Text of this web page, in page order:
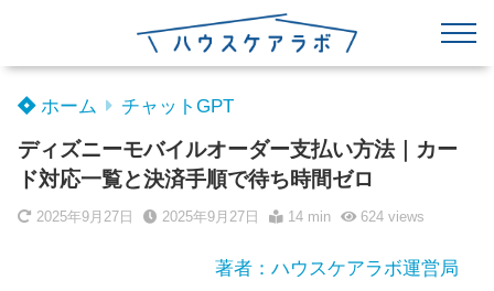
ホーム チャットGPT
ディズニーモバイルオーダー支払い方法｜カー
ド対応一覧と決済手順で待ち時間ゼロ
2025年9月27日 2025年9月27日 14 min 624views
著者：ハウスケアラボ運営局